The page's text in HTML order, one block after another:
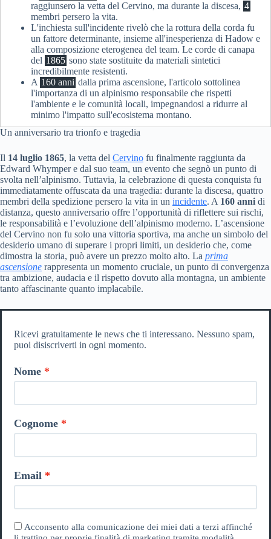
raggiunsero la vetta del Cervino, ma durante la discesa, 4
membri persero la vita.
L'inchiesta sull'incidente rivelò che la rottura della corda fu
un fattore determinante, insieme all'inesperienza di Hadow e
alla composizione eterogenea del team. Le corde di canapa
del 1865 sono state sostituite da materiali sintetici
incredibilmente resistenti.
A 160 anni dalla prima ascensione, l'articolo sottolinea
l'importanza di un alpinismo responsabile che rispetti
l'ambiente e le comunità locali, impegnandosi a ridurre al
minimo l'impatto sull'ecosistema montano.
Un anniversario tra trionfo e tragedia
Il 14 luglio 1865, la vetta del Cervino fu finalmente raggiunta da
Edward Whymper e dal suo team, un evento che segnò un punto di
svolta nell’alpinismo. Tuttavia, la celebrazione di questa conquista fu
immediatamente offuscata da una tragedia: durante la discesa, quattro
membri della spedizione persero la vita in un incidente. A 160 anni di
distanza, questo anniversario offre l’opportunità di riflettere sui rischi,
le responsabilità e l’evoluzione dell’alpinismo moderno. L’ascensione
del Cervino non fu solo una vittoria sportiva, ma anche un simbolo del
desiderio umano di superare i propri limiti, un desiderio che, come
dimostra la storia, può avere un prezzo molto alto. La prima
ascensione rappresenta un momento cruciale, un punto di convergenza
tra ambizione, audacia e il rispetto dovuto alla montagna, un ambiente
tanto affascinante quanto implacabile.
Ricevi gratuitamente le news che ti interessano. Nessuno spam,
puoi disiscriverti in ogni momento.
Nome
Cognome
Email
Acconsento alla comunicazione dei miei dati a terzi affinché